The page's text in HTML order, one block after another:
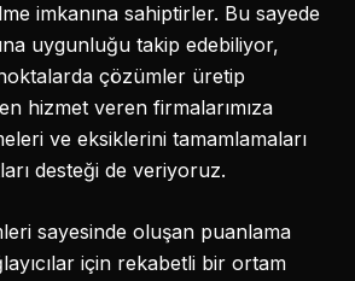
imkanına sahiptirler. Bu sayede
uygunluğu takip edebiliyor,
çözümler üretip
hizmet veren firmalarımıza
ve eksiklerini tamamlamaları
desteği de veriyoruz.
sayesinde oluşan puanlama
için rekabetli bir ortam